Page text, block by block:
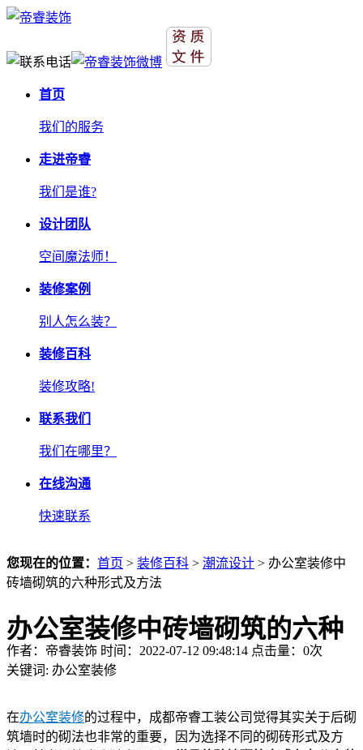
首页
我们的服务
走进帝睿
我们是谁?
设计团队
空间魔法师！
装修案例
别人怎么装？
装修百科
装修攻略!
联系我们
我们在哪里？
在线沟通
快速联系
您现在的位置： 首页 > 装修百科 > 潮流设计 > 办公室装修中
砖墙砌筑的六种形式及方法
办公室装修中砖墙砌筑的六种
形式及方法
作者：帝睿装饰 时间：2022-07-12 09:48:14 点击量： 0次
关键词: 办公室装修
在办公室装修的过程中，成都帝睿工装公司觉得其实关于后砌
筑墙时的砌法也非常的重要，因为选择不同的砌砖形式及方